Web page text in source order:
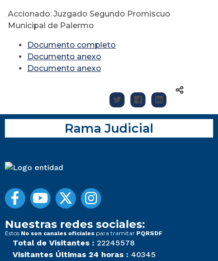
Accionado: Juzgado Segundo Promiscuo
Municipal de Palermo
Documento completo
Documento anexo
Documento anexo
Rama Judicial
Nuestras redes sociales:
Estos No son canales oficiales para tramitar PQRSDF
Total de Visitantes : 22245578
Visitantes Últimas 24 horas : 40345